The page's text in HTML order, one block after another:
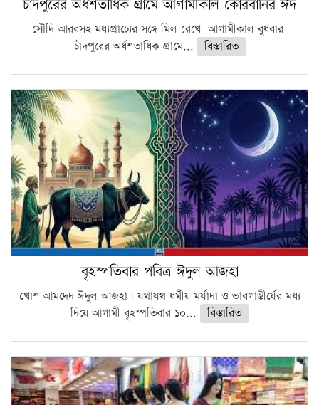
চাঁদপুরের অর্ধশতাধিক গ্রামে আগামীকাল কোরবানির ঈদ
সৌদি আরবসহ মধ্যপ্রাচ্যের সঙ্গে মিল রেখে আগামীকাল বুধবার
চাঁদপুরের অর্ধশতাধিক গ্রামে...
বিস্তারিত
বৃহস্পতিবার পবিত্র ঈদুল আজহা
খোশ আমদেদ ঈদুল আজহা। যথাযথ ধর্মীয় মর্যাদা ও ভাবগাম্ভীর্যের মধ্য
দিয়ে আগামী বৃহস্পতিবার ১০...
বিস্তারিত